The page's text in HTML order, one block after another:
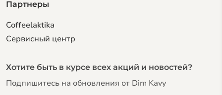
Партнеры
Coffeelaktika
Сервисный центр
Хотите быть в курсе всех акций и новостей?
Подпишитесь на обновления от Dim Kavy